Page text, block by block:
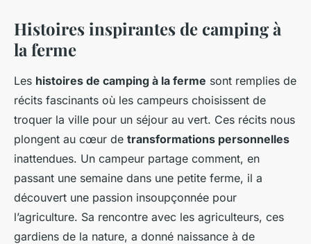
Histoires inspirantes de camping à
la ferme
Les histoires de camping à la ferme sont remplies de
récits fascinants où les campeurs choisissent de
troquer la ville pour un séjour au vert. Ces récits nous
plongent au cœur de transformations personnelles
inattendues. Un campeur partage comment, en
passant une semaine dans une petite ferme, il a
découvert une passion insoupçonnée pour
l’agriculture. Sa rencontre avec les agriculteurs, ces
gardiens de la nature, a donné naissance à de